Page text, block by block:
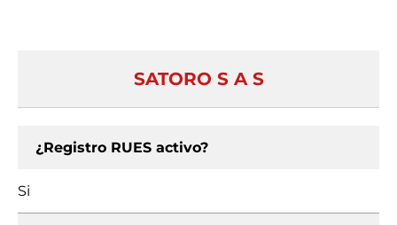
SATORO S A S
¿Registro RUES activo?
Si